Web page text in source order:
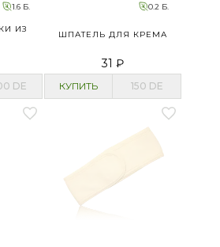
1.6 Б.
ИЗ
DE
0.2 Б.
ШПАТЕЛЬ ДЛЯ КРЕМА
31 ₽
КУПИТЬ 150 DE